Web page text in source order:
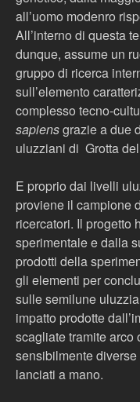
all’uomo modenro
All’interno di questa
dunque, assume un
gruppo di ricerca
sull’elemento
complesso tecno-
sapiensgrazie a due
uluzziani di Grotta
E proprio dai livelli
proviene il campione
ricercatori. Il progetto
sperimentale e dalla
prodotti della
gli elementi per
sulle semilune
impatto prodotte
scagliate tramite arco
sensibilmente
lanciati a mano.